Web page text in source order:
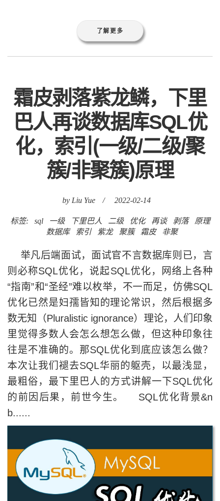
了解更多
霜皮剥落紫龙鳞，下里
巴人再谈数据库SQL优
化，索引(一级/二级/聚
簇/非聚簇)原理
by Liu Yue / 2022-02-14
标签: sql 一级 下里巴人 二级 优化 再谈 剥落
原理
数据库
索引 紫龙 聚簇 霜皮 非聚
举凡后端面试，面试官不言数据库则已，言
则必称SQL优化，说起SQL优化，网络上各种
“指南”和“圣经”难以枚举，不一而足，仿佛SQL
优化已然是妇孺皆知的理论常识，然后根据多
数无知（Pluralistic ignorance）理论，人们印象
里觉得多数人会怎么想怎么做，但这种印象往
往是不准确的。那SQL优化到底应该怎么做？
本次让我们褪去SQL华丽的躯壳，以最浅显，
最粗俗，最下里巴人的方式讲解一下SQL优化
的前因后果，前世今生。 SQL优化背景&n
b......